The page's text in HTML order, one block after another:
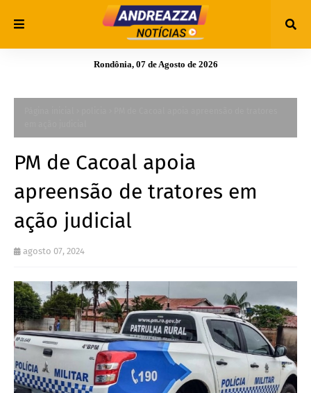
Rondônia, 07 de Agosto de 2026
PM de Cacoal apoia
apreensão de tratores em
ação judicial
agosto 07, 2024